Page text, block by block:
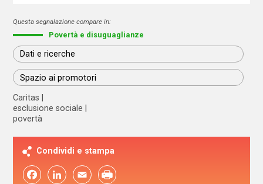
Questa segnalazione compare in:
Povertà e disuguaglianze
Dati e ricerche
Spazio ai promotori
Caritas
esclusione sociale
povertà
Condividi e stampa
FacebookLinkedIn Email